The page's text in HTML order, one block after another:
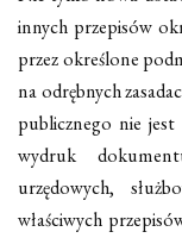
innych przepisów
przez określone
na odrębnych
publicznego nie
wydruk
urzędowych,
właściwych